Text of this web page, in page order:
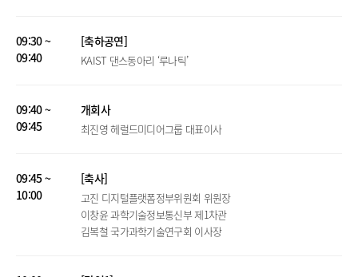
09:30 ~
09:40
[축하공연]
KAIST 댄스동아리 ‘루나틱’
09:40 ~
09:45
개회사
최진영 헤럴드미디어그룹 대표이사
09:45 ~
10:00
[축사]
고진 디지털플랫폼정부위원회 위원장
이창윤 과학기술정보통신부 제1차관
김복철 국가과학기술연구회 이사장